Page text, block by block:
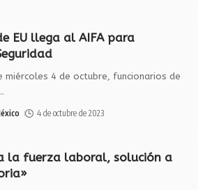
EU llega al AIFA para
miércoles 4 de octubre, funcionarios de
4 de octubre de 2023
la fuerza laboral, solución a